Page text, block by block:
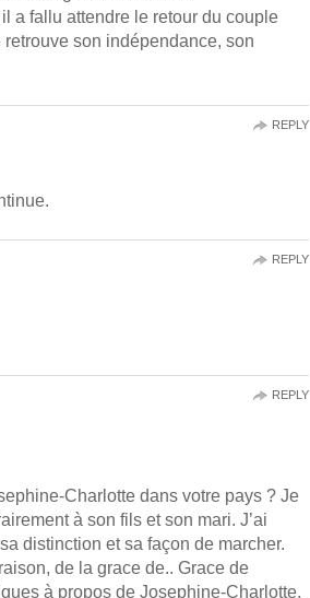
a fallu attendre le retour du couple
son indépendance, son
REPLY
REPLY
Charlotte dans votre pays ? Je
à son fils et son mari. J’ai
distinction et sa façon de marcher.
de la grace de.. Grace de
à propos de Josephine-Charlotte.
REPLY